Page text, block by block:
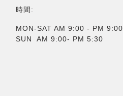
時間:
MON-SAT AM 9:00 - PM 9:00
SUN AM 9:00- PM 5:30